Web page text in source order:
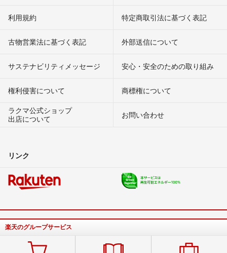
利用規約 特定商取引法に基づく表記
古物営業法に基づく表記 外部送信について
サステナビリティメッセージ 安心・安全のための取り組み
権利侵害について
商標権について
ラクマ公式ショップ
出店について
お問い合わせ
リンク
楽天のグループサービス